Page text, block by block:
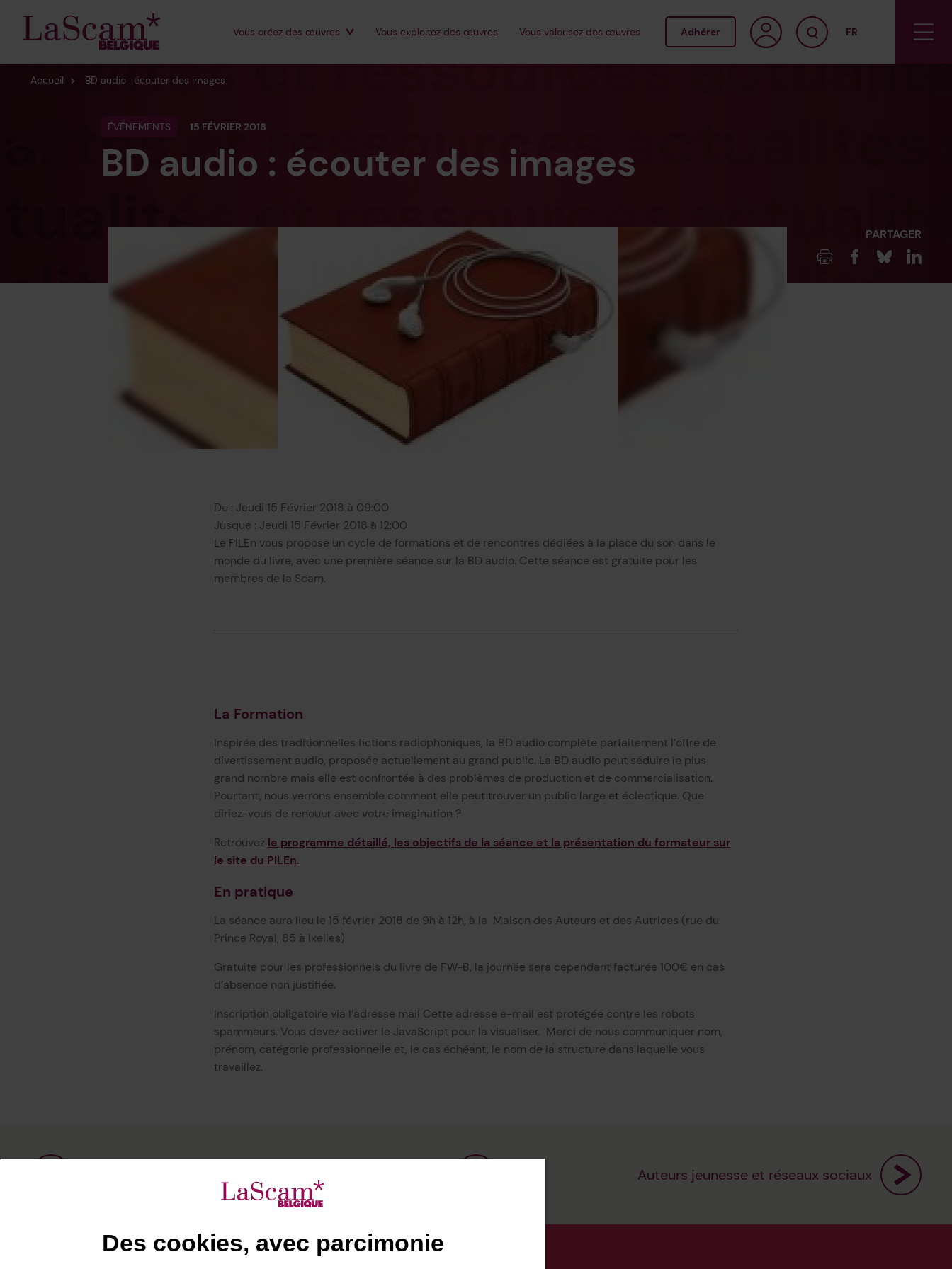
Vous créezdes œuvres
Formes émergentes
Vous exploitez des œuvres Vous valorisez des œuvres Adhérer
FR
Accueil BD audio : écouter des images
ÉVÉNEMENTS 15 FÉVRIER 2018
BD audio : écouter des images
PARTAGER
De : Jeudi 15 Février 2018 à 09:00
Jusque : Jeudi 15 Février 2018 à 12:00
Le PILEn vous propose un cycle de formations et de rencontres dédiées à la place du son dans le
monde du livre, avec une première séance sur la BD audio. Cette séance est gratuite pour les
membres de la Scam.
La Formation
Inspirée des traditionnelles fictions radiophoniques, la BD audio complète parfaitement l’offre de
divertissement audio, proposée actuellement au grand public. La BD audio peut séduire le plus
grand nombre mais elle est confrontée à des problèmes de production et de commercialisation.
Pourtant, nous verrons ensemble comment elle peut trouver un public large et éclectique. Que
diriez-vous de renouer avec votre imagination ?
Retrouvez le programme détaillé, les objectifs de la séance et la présentation du formateur sur
le site du PILEn.
En pratique
La séance aura lieu le 15 février 2018 de 9h à 12h, à la Maison des Auteurs et des Autrices (rue du
Prince Royal, 85 à Ixelles)
Gratuite pour les professionnels du livre de FW-B, la journée sera cependant facturée 100€ en cas
d’absence non justifiée.
Inscription obligatoire via l’adresse mail Cette adresse e-mail est protégée contre les robots
spammeurs. Vous devez activer le JavaScript pour la visualiser. Merci de nous communiquer nom,
prénom, catégorie professionnelle et, le cas échéant, le nom de la structure dans laquelle vous
travaillez.
Auteurs jeunesse et réseaux sociaux
Des cookies, avec parcimonie